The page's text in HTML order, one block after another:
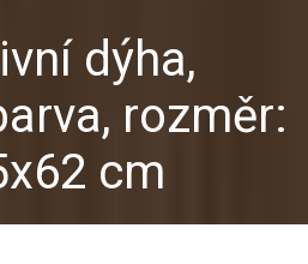
dýha,
rozměr:
cm